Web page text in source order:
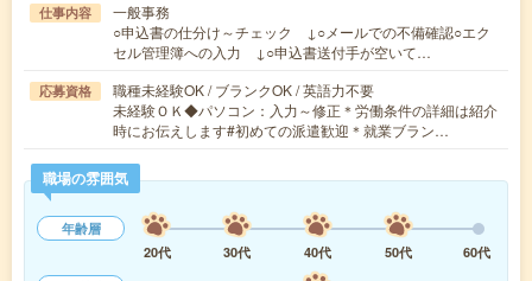
仕事内容
一般事務
○申込書の仕分け～チェック ↓○メールでの不備確認○エク
セル管理簿への入力 ↓○申込書送付手が空いて…
応募資格
職種未経験OK / ブランクOK / 英語力不要
未経験ＯＫ◆パソコン：入力～修正＊労働条件の詳細は紹介
時にお伝えします#初めての派遣歓迎＊就業ブラン…
職場の雰囲気
年齢層
20代
30代 40代 50代
60代